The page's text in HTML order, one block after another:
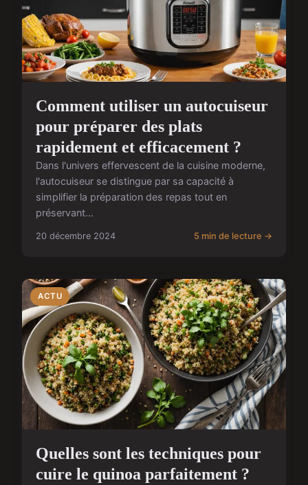
Comment utiliser un autocuiseur
pour préparer des plats
rapidement et efficacement ?
Dans l'univers effervescent de la cuisine moderne,
l'autocuiseur se distingue par sa capacité à
simplifier la préparation des repas tout en
préservant...
20 décembre 2024 5 min de lecture →
ACTU
Quelles sont les techniques pour
cuire le quinoa parfaitement ?